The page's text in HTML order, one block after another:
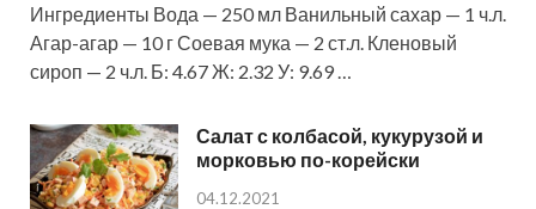
Ингредиенты Вода — 250 мл Ванильный сахар — 1 ч.л.
Агар-агар — 10 г Соевая мука — 2 ст.л. Кленовый
сироп — 2 ч.л. Б: 4.67 Ж: 2.32 У: 9.69 …
Салат с колбасой, кукурузой и
морковью по-корейски
04.12.2021